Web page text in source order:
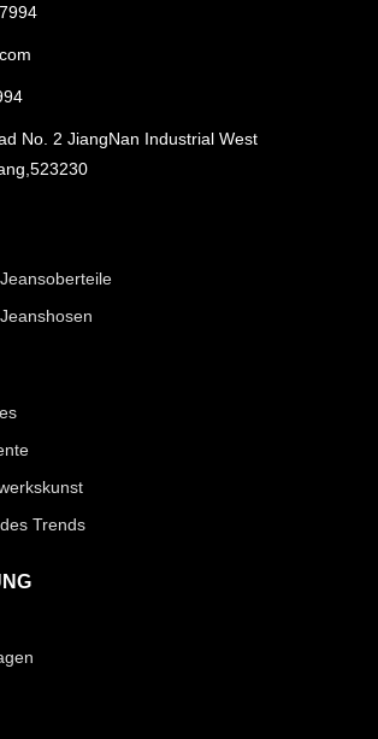
No. 2 JiangNan Industrial West
Trends